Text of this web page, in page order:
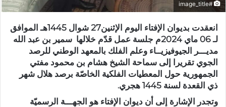
#image_title
انعقدت بديوان الإفتاء اليوم الإثنين27 شوال 1445هـ الموافق
لـ 06 ماي 2024م جلسة عمل قدّم خلالها سمير بن عبد الله
مديـــر الجيوفيزيــاء وعلم الفلك بالمعهد الوطني للرصد
الجوي تقريرا إلى سماحة الشيخ هشام بن محمود مفتي
الجمهورية حول المعطيات الفلكية الخاصّة برصد هلال شهر
ذي القعدة لسنة 1445 هجري.
وتجدر الإشارة إلى أن ديوان الإفتاء هو الجهـــة الرسميّة